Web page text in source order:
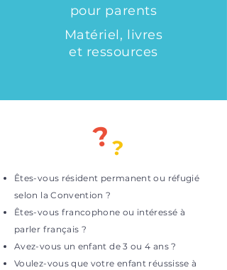
pour parents
Matériel, livres
et ressources
??
Êtes-vous résident permanent ou réfugié
selon la Convention ?
Êtes-vous francophone ou intéressé à
parler français ?
Avez-vous un enfant de 3 ou 4 ans ?
Voulez-vous que votre enfant réussisse à